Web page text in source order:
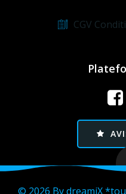
CGV
© 2026 By dreamiX